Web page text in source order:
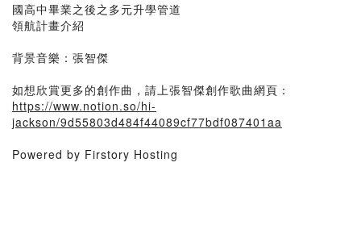
國高中畢業之後之多元升學管道
領航計畫介紹
背景音樂：張智傑
如想欣賞更多的創作曲，請上張智傑創作歌曲網頁：
https://www.notion.so/hi-
jackson/9d55803d484f44089cf77bdf087401aa
Powered by Firstory Hosting